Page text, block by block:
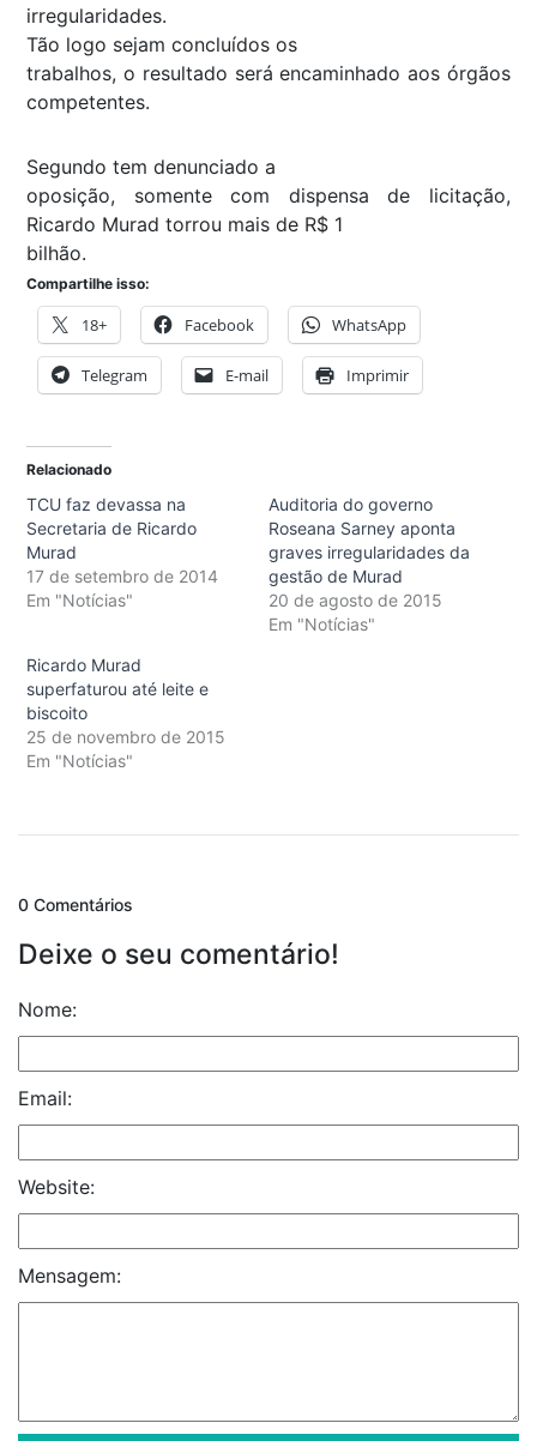
irregularidades.
Tão logo sejam concluídos os
trabalhos, o resultado será encaminhado aos órgãos
competentes.
Segundo tem denunciado a
oposição, somente com dispensa de licitação,
Ricardo Murad torrou mais de R$ 1
bilhão.
Compartilhe isso:
18+ Facebook WhatsApp
Telegram E-mail Imprimir
Relacionado
TCU faz devassa na
Secretaria de Ricardo
Murad
17 de setembro de 2014
Em "Notícias"
Auditoria do governo
Roseana Sarney aponta
graves irregularidades da
gestão de Murad
20 de agosto de 2015
Em "Notícias"
Ricardo Murad
superfaturou até leite e
biscoito
25 de novembro de 2015
Em "Notícias"
0 Comentários
Deixe o seu comentário!
Nome:
Email:
Website:
Mensagem: